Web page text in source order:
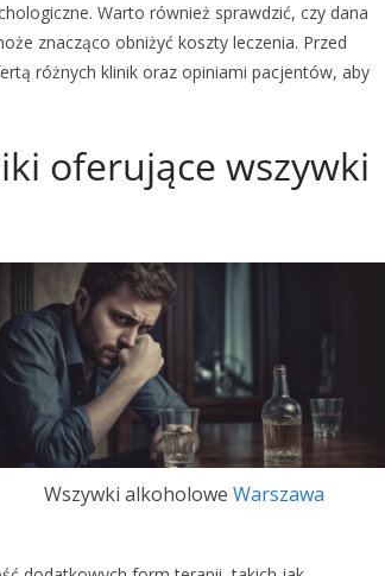
Warto również sprawdzić, czy dana
znacząco obniżyć koszty leczenia. Przed
różnych klinik oraz opiniami pacjentów, aby
oferujące wszywki
Wszywki alkoholowe Warszawa